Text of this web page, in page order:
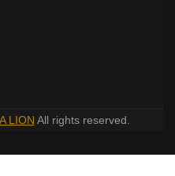
LION All rights reserved.